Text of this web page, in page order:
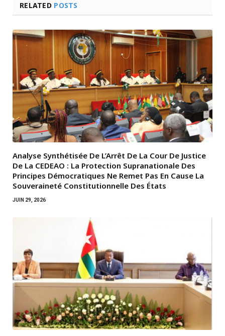
RELATED POSTS
Analyse Synthétisée De L’Arrêt De La Cour De Justice
De La CEDEAO : La Protection Supranationale Des
Principes Démocratiques Ne Remet Pas En Cause La
Souveraineté Constitutionnelle Des États
JUIN 29, 2026